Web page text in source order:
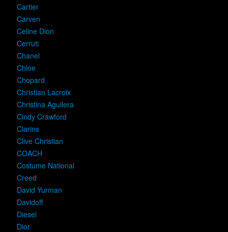
Cartier
Carven
Celine Dion
Cerruti
Chanel
Chloe
Chopard
Christian Lacroix
Christina Aguilera
Cindy Crawford
Clarins
Clive Christian
COACH
Costume National
Creed
David Yurman
Davidoff
Diesel
Dior